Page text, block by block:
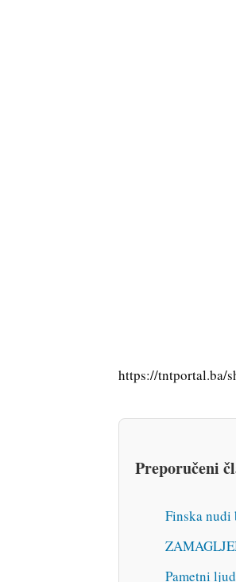
https://tntportal.ba/
Preporučeni
Finska nudi
Pametni